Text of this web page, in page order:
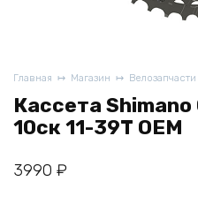
Главная Магазин Велозапчасти
Кассета Shimano
10ск 11-39Т OEM
3990 ₽